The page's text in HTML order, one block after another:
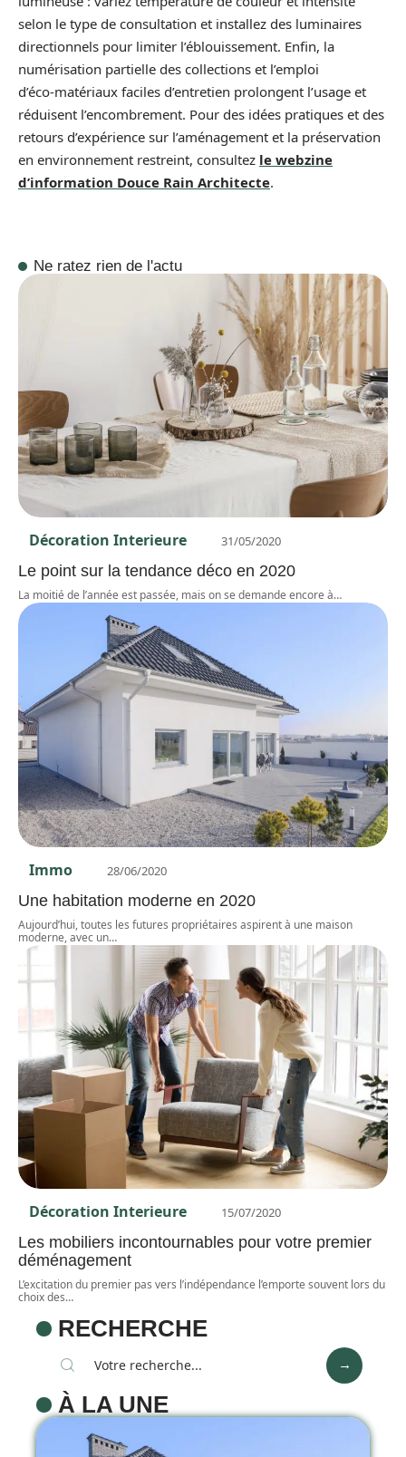
selon le type de consultation et installez des luminaires
directionnels pour limiter l’éblouissement. Enfin, la
numérisation partielle des collections et l’emploi
d’éco‑matériaux faciles d’entretien prolongent l’usage et
réduisent l’encombrement. Pour des idées pratiques et des
retours d’expérience sur l’aménagement et la préservation
en environnement restreint, consultez le webzine
d’information Douce Rain Architecte.
Ne ratez rien de l'actu
Décoration Interieure 31/05/2020
Le point sur la tendance déco en 2020
La moitié de l’année est passée, mais on se demande encore à…
Immo 28/06/2020
Une habitation moderne en 2020
Aujourd’hui, toutes les futures propriétaires aspirent à une maison
moderne, avec un…
Décoration Interieure 15/07/2020
Les mobiliers incontournables pour votre premier
déménagement
L’excitation du premier pas vers l’indépendance l’emporte souvent lors du
choix des…
RECHERCHE
À LA UNE